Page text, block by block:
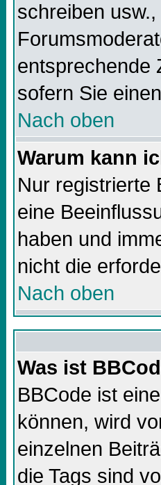
schreiben
entsprechende
sofern Sie
Nach oben
Warum kann
Nur registrierte
eine
haben und
nicht die
Nach oben
Was ist
BBCode ist
können, wird
einzelnen
die Tags sind